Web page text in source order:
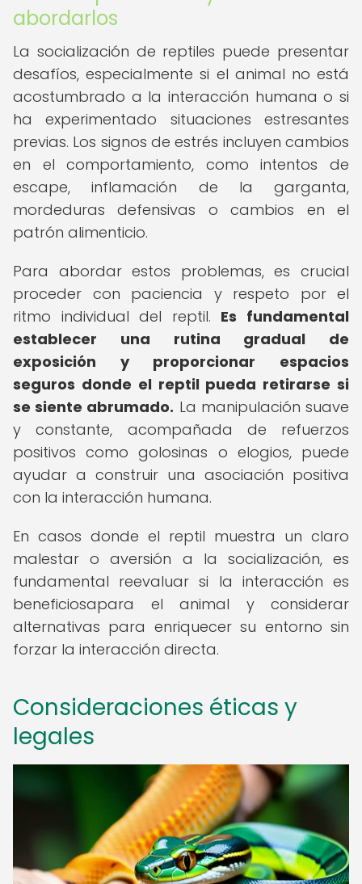
abordarlos
La socialización de reptiles puede presentar
desafíos, especialmente si el animal no está
acostumbrado a la interacción humana o si
ha experimentado situaciones estresantes
previas. Los signos de estrés incluyen cambios
en el comportamiento, como intentos de
escape, inflamación de la garganta,
mordeduras defensivas o cambios en el
patrón alimenticio.
Para abordar estos problemas, es crucial
proceder con paciencia y respeto por el
ritmo individual del reptil. Es fundamental
establecer una rutina gradual de
exposición y proporcionar espacios
seguros donde el reptil pueda retirarse si
se siente abrumado. La manipulación suave
y constante, acompañada de refuerzos
positivos como golosinas o elogios, puede
ayudar a construir una asociación positiva
con la interacción humana.
En casos donde el reptil muestra un claro
malestar o aversión a la socialización, es
fundamental reevaluar si la interacción es
beneficiosapara el animal y considerar
alternativas para enriquecer su entorno sin
forzar la interacción directa.
Consideraciones éticas y
legales